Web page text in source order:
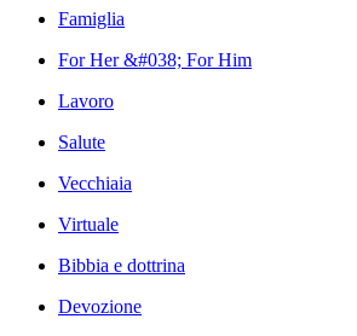
Famiglia
For Her &#038; For Him
Lavoro
Salute
Vecchiaia
Virtuale
Bibbia e dottrina
Devozione